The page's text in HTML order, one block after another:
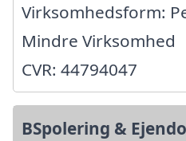
Virksomhedsform:
Mindre Virksomhed
CVR: 44794047
BSpolering &